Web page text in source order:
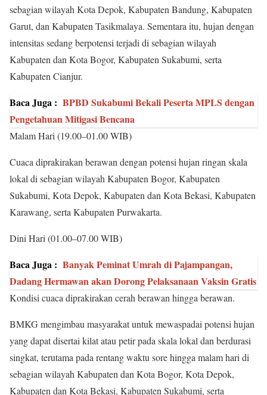
sebagian wilayah Kota Depok, Kabupaten Bandung, Kabupaten
Garut, dan Kabupaten Tasikmalaya. Sementara itu, hujan dengan
intensitas sedang berpotensi terjadi di sebagian wilayah
Kabupaten dan Kota Bogor, Kabupaten Sukabumi, serta
Kabupaten Cianjur.
Baca Juga : BPBD Sukabumi Bekali Peserta MPLS dengan
Pengetahuan Mitigasi Bencana
Malam Hari (19.00–01.00 WIB)
Cuaca diprakirakan berawan dengan potensi hujan ringan skala
lokal di sebagian wilayah Kabupaten Bogor, Kabupaten
Sukabumi, Kota Depok, Kabupaten dan Kota Bekasi, Kabupaten
Karawang, serta Kabupaten Purwakarta.
Dini Hari (01.00–07.00 WIB)
Baca Juga : Banyak Peminat Umrah di Pajampangan,
Dadang Hermawan akan Dorong Pelaksanaan Vaksin Gratis
Kondisi cuaca diprakirakan cerah berawan hingga berawan.
BMKG mengimbau masyarakat untuk mewaspadai potensi hujan
yang dapat disertai kilat atau petir pada skala lokal dan berdurasi
singkat, terutama pada rentang waktu sore hingga malam hari di
sebagian wilayah Kabupaten dan Kota Bogor, Kota Depok,
Kabupaten dan Kota Bekasi, Kabupaten Sukabumi, serta